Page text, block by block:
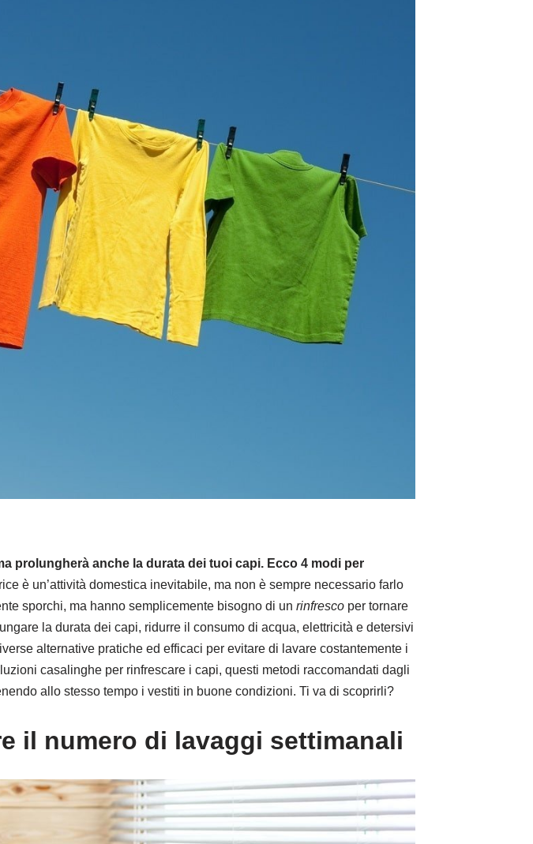
prolungherà anche la durata dei tuoi capi. Ecco 4 modi per
è un’attività domestica inevitabile, ma non è sempre necessario farlo
sporchi, ma hanno semplicemente bisogno di unrinfresco per tornare
la durata dei capi, ridurre il consumo di acqua, elettricità e detersivi
alternative pratiche ed efficaci per evitare di lavare costantemente i
casalinghe per rinfrescare i capi, questi metodi raccomandati dagli
allo stesso tempo i vestiti in buone condizioni. Ti va di scoprirli?
il numero di lavaggi settimanali